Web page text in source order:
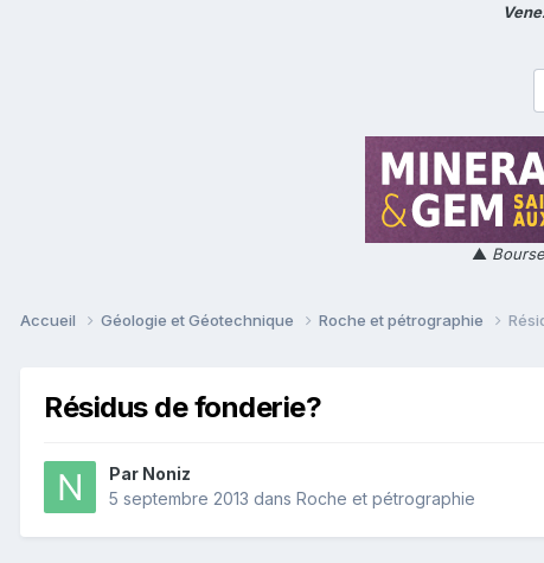
▲
Accueil Géologie et Géotechnique Roche et pétrographie
Résidus de fonderie?
Par Noniz
5 septembre 2013 dans Roche et pétrographie